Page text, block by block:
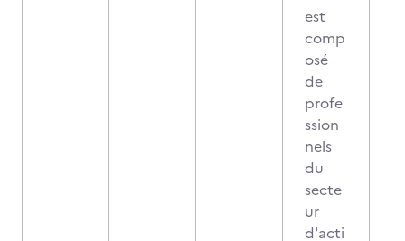
est
comp
osé
de
profe
ssion
nels
du
secte
ur
d'acti